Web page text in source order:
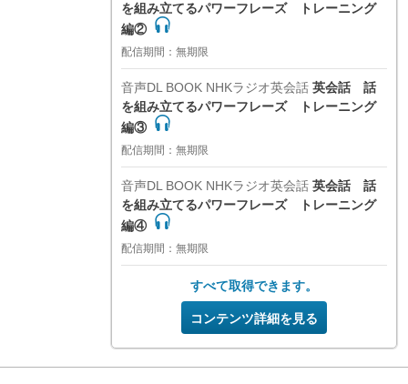
を組み立てるパワーフレーズ トレーニング
編②
配信期間：無期限
音声DL BOOK NHKラジオ英会話 英会話 話
を組み立てるパワーフレーズ トレーニング
編③
配信期間：無期限
音声DL BOOK NHKラジオ英会話 英会話 話
を組み立てるパワーフレーズ トレーニング
編④
配信期間：無期限
すべて取得できます。
コンテンツ詳細を見る